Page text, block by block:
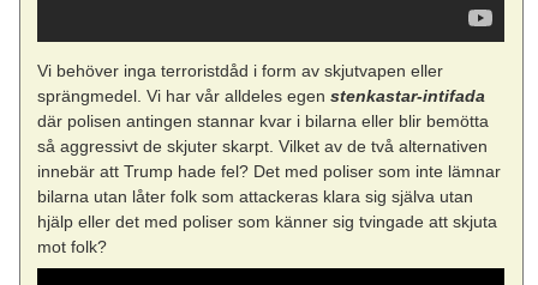
Vi behöver inga terroristdåd i form av skjutvapen eller
sprängmedel. Vi har vår alldeles egenstenkastar-intifada
där polisen antingen stannar kvar i bilarna eller blir bemötta
så aggressivt de skjuter skarpt. Vilket av de två alternativen
innebär att Trump hade fel? Det med poliser som inte lämnar
bilarna utan låter folk som attackeras klara sig själva utan
hjälp eller det med poliser som känner sig tvingade att skjuta
mot folk?